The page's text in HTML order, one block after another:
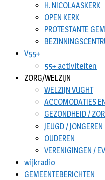
H. NICOLAASKERK
OPEN KERK
PROTESTANTE
V55+
55+ activiteiten
ZORG/WELZIJN
WELZIJN VUGHT
ACCOMODATIES
GEZONDHEID /
JEUGD / JONGEREN
OUDEREN
VERENIGINGEN /
wijkradio
GEMEENTEBERICHTEN